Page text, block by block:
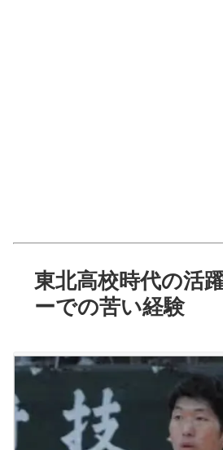
東北高校時代の活
ーでの苦い経験